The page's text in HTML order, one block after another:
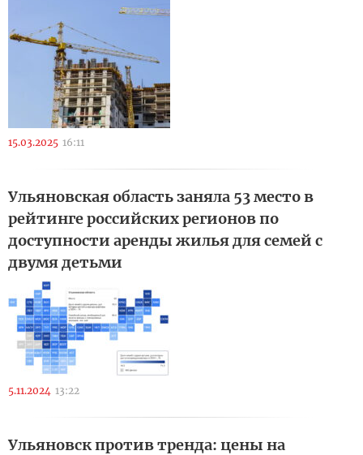
15.03.2025 16:11
Ульяновская область заняла 53 место в
рейтинге российских регионов по
доступности аренды жилья для семей с
двумя детьми
5.11.2024 13:22
Ульяновск против тренда: цены на